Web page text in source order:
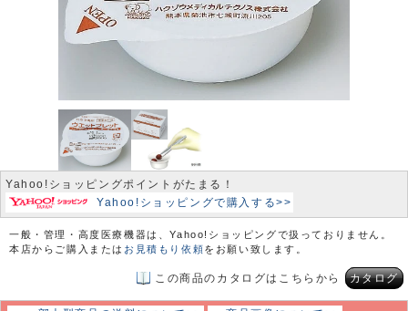
Yahoo!ショッピングポイントがたまる！
Yahoo!ショッピングで購入する>>
一般・管理・高度医療機器は、Yahoo!ショッピングで扱っておりません。
本店からご購入または お見積もり依頼をお願い致します。
この商品のカタログはこちらから カタログ